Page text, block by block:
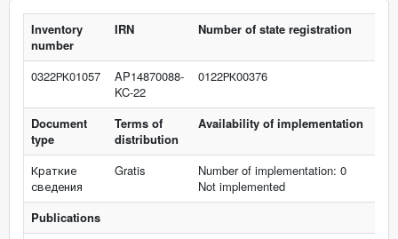
Inventory
number
IRN Number of state registration
0322РК01057
AP14870088-
KC-22
0122РК00376
Document
type
Terms of
distribution
Availability of implementation
Краткие
сведения
Gratis
Number of implementation: 0
Not implemented
Publications